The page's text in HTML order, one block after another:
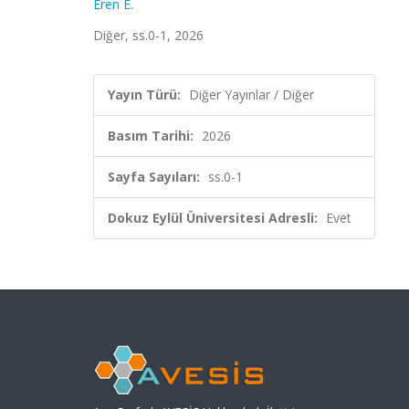
Eren E.
Diğer, ss.0-1, 2026
Yayın Türü: Diğer Yayınlar / Diğer
Basım Tarihi: 2026
Sayfa Sayıları: ss.0-1
Dokuz Eylül Üniversitesi Adresli: Evet